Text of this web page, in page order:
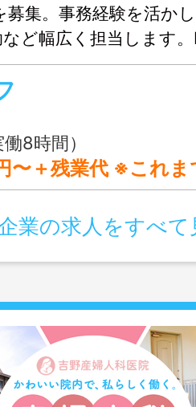
募集。事務経験を活か
など幅広く担当します
にも挑戦できる、前
8時間）
※これまでのご経験やスキルを考慮
業の求人をすべて